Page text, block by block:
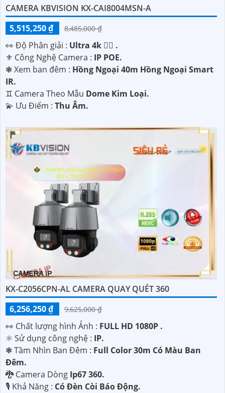
CAMERA KBVISION KX-CAI8004MSN-A
5,515,250 ₫
8,485,000 ₫
️👀 Độ Phân giải : Ultra 4k 👍🏾 .
⚜️ Công Nghệ Camera : IP POE.
❃ Xem ban đêm : Hồng Ngoại 40m Hồng Ngoại Smart
IR.
♊ Camera Theo Mẫu Dome Kim Loại.
️💫 Ưu Điểm : Thu Âm.
KX-C2056CPN-AL CAMERA QUAY QUÉT 360
6,256,250 ₫
9,625,000 ₫
️👀 Chất lượng hình Ảnh : FULL HD 1080P .
⚛️ Sử dụng công nghệ : IP.
❃ Tầm Nhìn Ban Đêm : Full Color 30m Có Màu Ban
Ðêm.
🐉️ Camera Dòng Ip67 360.
️🎙 Khả Năng : Có Ðèn Còi Báo Động.